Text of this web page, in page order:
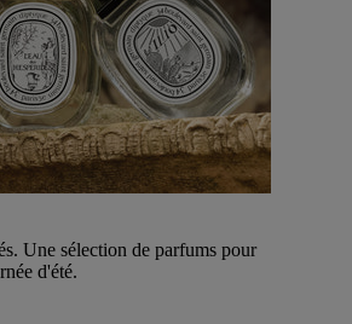
Une sélection de parfums pour
d'été.